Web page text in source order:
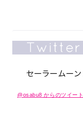
@osabu8 からのツイート